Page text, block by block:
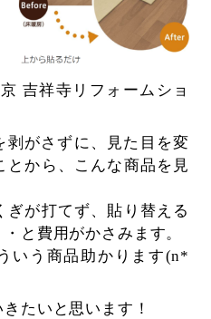
吉祥寺リフォームショ
がさずに、見た目を変
とから、こんな商品を見
ぎが打てず、貼り替える
と費用がかさみます。
いう商品助かります(n*
たいと思います！